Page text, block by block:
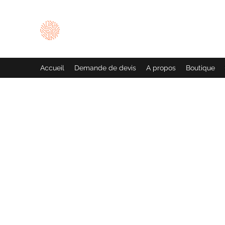
Accueil Demande de devis A propos Boutique